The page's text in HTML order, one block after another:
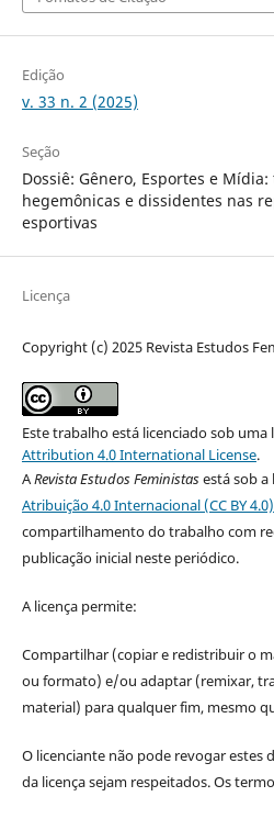
Edição
v. 33 n. 2 (2025)
Seção
Dossiê: Gênero, Esportes e
hegemônicas e dissidentes nas
esportivas
Licença
Copyright (c) 2025 Revista Estudos
Este trabalho está licenciado sob uma
Attribution 4.0 International License.
ARevista Estudos Feministasestá sob a
Atribuição 4.0 Internacional (CC BY 4.0)
compartilhamento do trabalho com
publicação inicial neste periódico.
A licença permite:
Compartilhar (copiar e redistribuir o
ou formato) e/ou adaptar (remixar,
material) para qualquer fim, mesmo
O licenciante não pode revogar estes
da licença sejam respeitados. Os